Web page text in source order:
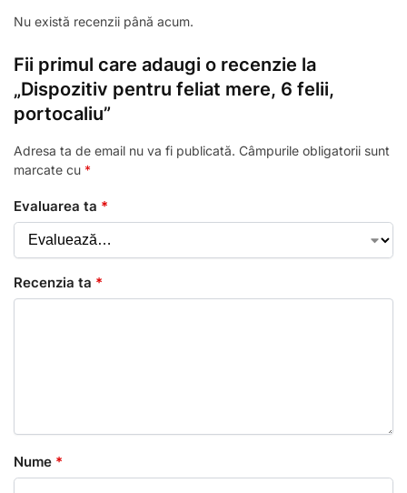
Nu există recenzii până acum.
Fii primul care adaugi o recenzie la
„Dispozitiv pentru feliat mere, 6 felii,
portocaliu”
Adresa ta de email nu va fi publicată. Câmpurile obligatorii sunt
marcate cu *
Evaluarea ta *
Recenzia ta *
Nume *